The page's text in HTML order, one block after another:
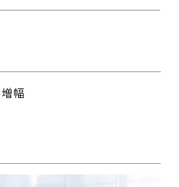
幅